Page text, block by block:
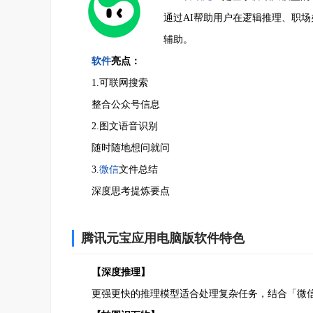
通过AI帮助用户在逻辑推理、职
辅助。
软件亮点：
1.可联网搜索
整合公众号信息
2.图文语音识别
随时随地想问就问
3. 微信文件总结
深度思考提炼要点
腾讯元宝应用电脑版软件特色
【深度推理】
更强更快的推理模型适合处理复杂任务，结合「微